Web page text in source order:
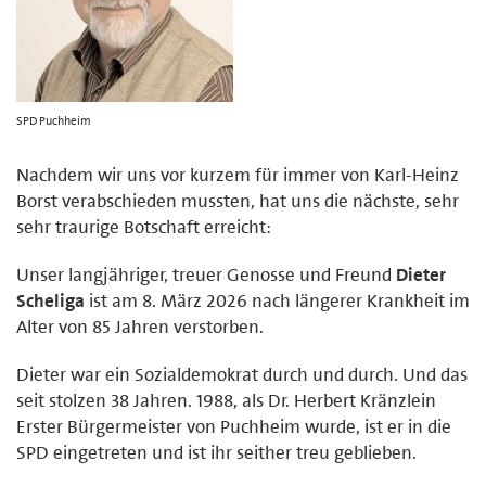
SPD Puchheim
Nachdem wir uns vor kurzem für immer von Karl-Heinz
Borst verabschieden mussten, hat uns die nächste, sehr
sehr traurige Botschaft erreicht:
Unser langjähriger, treuer Genosse und Freund Dieter
Scheliga ist am 8. März 2026 nach längerer Krankheit im
Alter von 85 Jahren verstorben.
Dieter war ein Sozialdemokrat durch und durch. Und das
seit stolzen 38 Jahren. 1988, als Dr. Herbert Kränzlein
Erster Bürgermeister von Puchheim wurde, ist er in die
SPD eingetreten und ist ihr seither treu geblieben.